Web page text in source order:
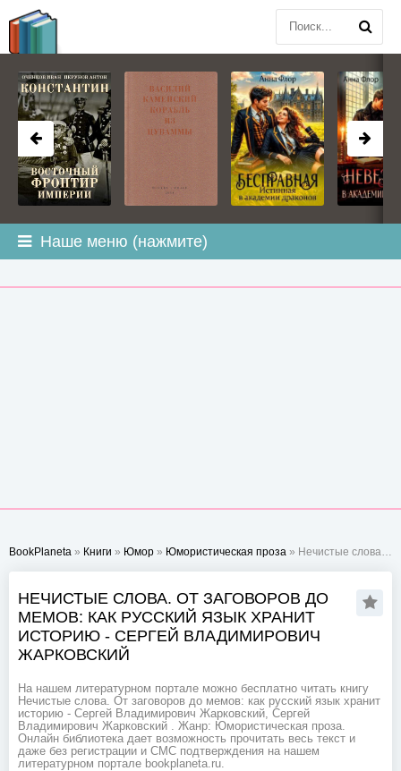
Наше меню (нажмите)
BookPlaneta » Книги » Юмор » Юмористическая проза » Нечистые слова. От заговоров до мемов: как русский язык хранит историю - Сергей Владимирович Жарковский
НЕЧИСТЫЕ СЛОВА. ОТ ЗАГОВОРОВ ДО
МЕМОВ: КАК РУССКИЙ ЯЗЫК ХРАНИТ
ИСТОРИЮ - СЕРГЕЙ ВЛАДИМИРОВИЧ
ЖАРКОВСКИЙ
На нашем литературном портале можно бесплатно читать книгу
Нечистые слова. От заговоров до мемов: как русский язык хранит
историю - Сергей Владимирович Жарковский, Сергей
Владимирович Жарковский . Жанр: Юмористическая проза.
Онлайн библиотека дает возможность прочитать весь текст и
даже без регистрации и СМС подтверждения на нашем
литературном портале bookplaneta.ru.
BOOKPLANETA.COM